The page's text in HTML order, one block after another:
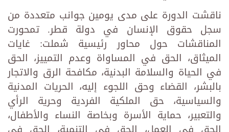
ناقشت الدورة على مدى يومين جوانب متعددة من
سجل حقوق الإنسان في دولة قطر. تمحورت
المناقشات حول محاور رئيسية شملت: غايات
الميثاق، الحق في المساواة وعدم التمييز، الحق
في الحياة والسلامة البدنية، مكافحة الرق والاتجار
بالبشر، القضاء وحق اللجوء إليه، الحريات المدنية
والسياسية، حق الملكية الفردية وحرية الرأي
والتعبير، حماية الأسرة وبخاصة النساء والأطفال،